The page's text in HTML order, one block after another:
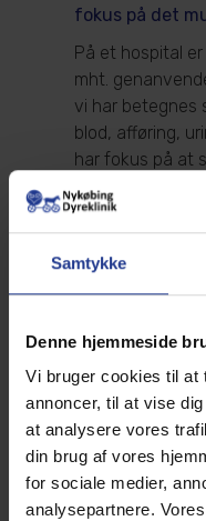
Samtykke
Denne hjemmeside
Vi bruger cookies til at
annoncer, til at vise
at analysere vores
din brug af vores
for sociale medier,
analysepartnere.
fokus på det
På et hospital
mht.
vi har betegnes
blod, afføring,
har fokus på at
alle bække små
skal vi have en
som tit er
fokus på, at det
affaldssortere